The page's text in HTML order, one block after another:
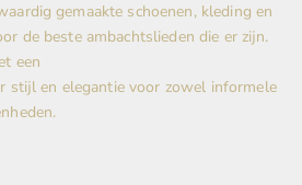
gemaakte schoenen, kleding en
de beste ambachtslieden die er zijn.
een
stijl en elegantie voor zowel informele